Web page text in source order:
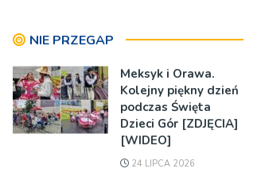
NIE PRZEGAP
Meksyk i Orawa.
Kolejny piękny dzień
podczas Święta
Dzieci Gór [ZDJĘCIA]
[WIDEO]
24 LIPCA 2026